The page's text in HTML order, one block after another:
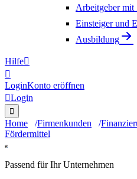
Arbeitgeber
Einsteiger und
Ausbildung
Hilfe

LoginKonto eröffnen
Login

Home Firmenkunden
Fördermittel
Passend für Ihr Unternehmen